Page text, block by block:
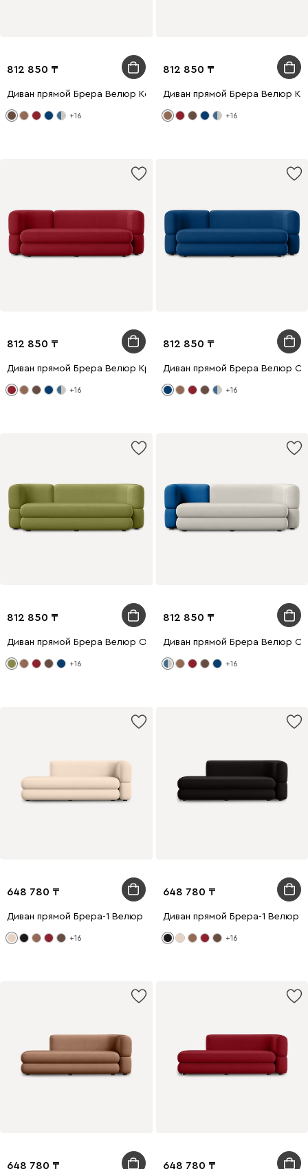
812 850
Диван прямой Брера Велюр Коричневый
+16
812 850
Диван прямой Брера Велюр
+16
812 850
Диван прямой Брера Велюр Красный
+16
812 850
Диван прямой Брера Велюр
+16
812 850
Диван прямой Брера Велюр Оливковый
+16
812 850
Диван прямой Брера Велюр
+16
648 780
Диван прямой Брера-1 Велюр Бежевый
+16
648 780
Диван прямой Брера-1 Велюр
+16
648 780 648 780